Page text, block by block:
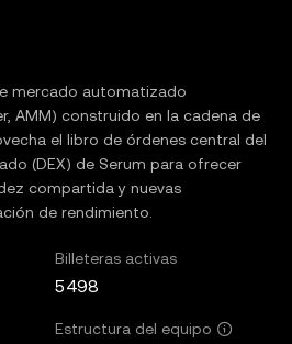
mercado automatizado
AMM) construido en la cadena de
el libro de órdenes central del
(DEX) de Serum para ofrecer
compartida y nuevas
de rendimiento.
Billeteras activas
5498
Estructura del equipo